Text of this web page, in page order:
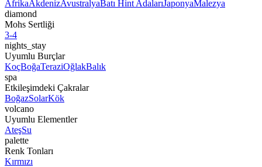
AfrikaAkdenizAvustralyaBatı Hint AdalarıJaponyaMalezya
diamond
Mohs Sertliği
3-4
nights_stay
Uyumlu Burçlar
KoçBoğaTeraziOğlakBalık
spa
Etkileşimdeki Çakralar
BoğazSolarKök
volcano
Uyumlu Elementler
AteşSu
palette
Renk Tonları
Kırmızı